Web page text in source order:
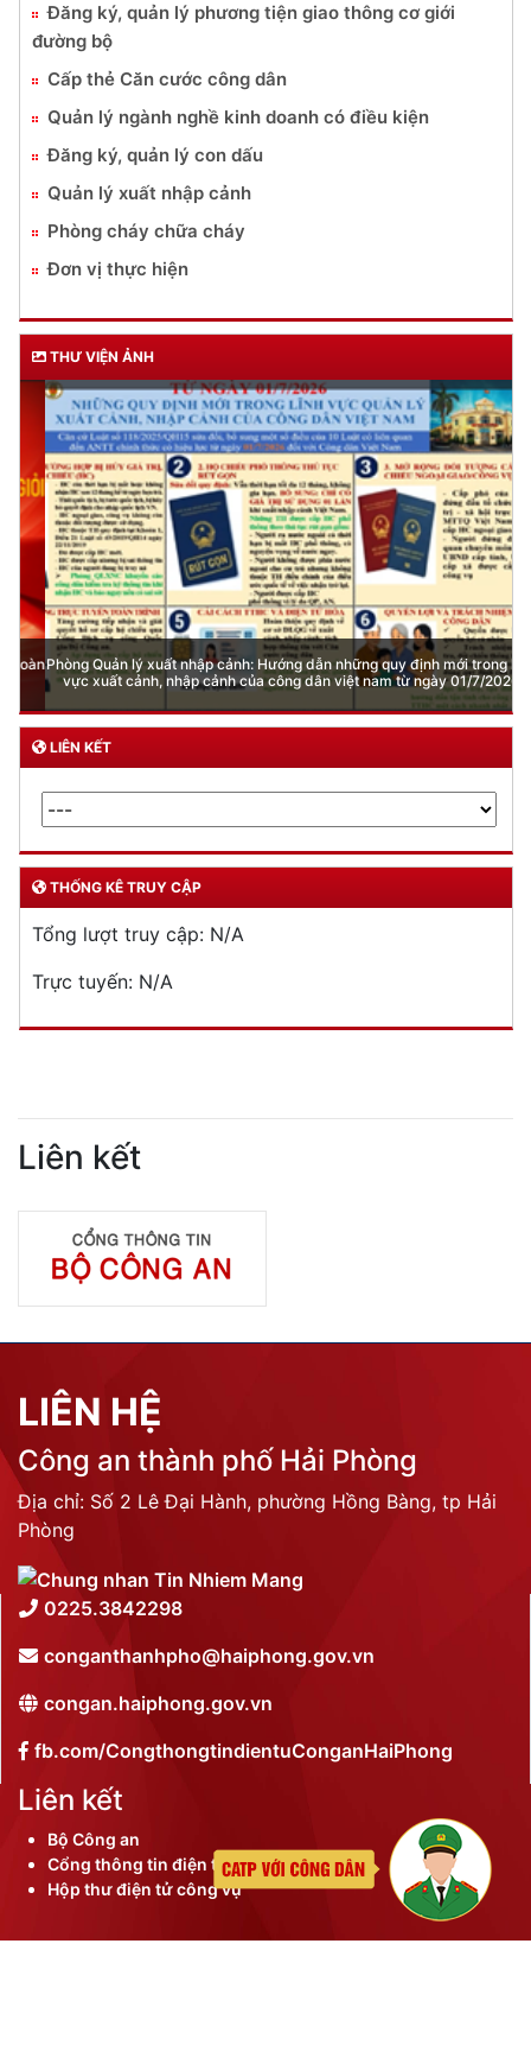
Đăng ký, quản lý phương tiện giao thông cơ giới
đường bộ
Cấp thẻ Căn cước công dân
Quản lý ngành nghề kinh doanh có điều kiện
Đăng ký, quản lý con dấu
Quản lý xuất nhập cảnh
Phòng cháy chữa cháy
Đơn vị thực hiện
THƯ VIỆN ẢNH
Phòng Quản lý xuất nhập cảnh: Hướng dẫn những quy định mới trong lĩnh
vực xuất cảnh, nhập cảnh của công dân việt nam từ ngày 01/7/2026
LIÊN KẾT
THỐNG KÊ TRUY CẬP
Tổng lượt truy cập: N/A
Trực tuyến: N/A
Liên kết
LIÊN HỆ
Công an thành phố Hải Phòng
Địa chỉ: Số 2 Lê Đại Hành, phường Hồng Bàng, tp Hải
Phòng
0225.3842298
conganthanhpho@haiphong.gov.vn
congan.haiphong.gov.vn
fb.com/CongthongtindientuConganHaiPhong
Liên kết
Bộ Công an
Cổng thông tin điện tử thành phố
Hộp thư điện tử công vụ